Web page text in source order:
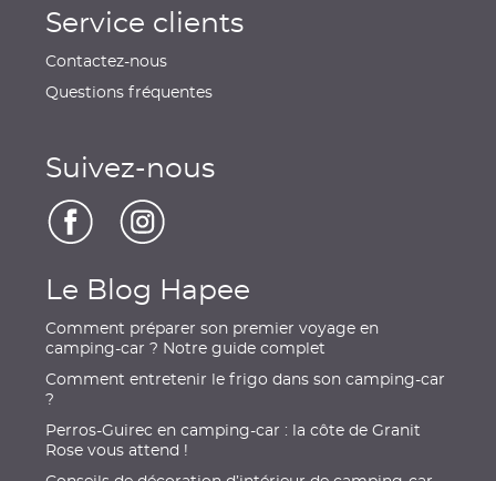
Service clients
Contactez-nous
Questions fréquentes
Suivez-nous
Le Blog Hapee
Comment préparer son premier voyage en
camping-car ? Notre guide complet
Comment entretenir le frigo dans son camping-car
?
Perros-Guirec en camping-car : la côte de Granit
Rose vous attend !